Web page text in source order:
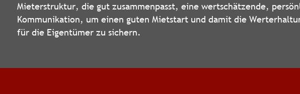
Mieterstruktur, die gut zusammenpasst, eine wertschätzende,
Kommunikation, um einen guten Mietstart und damit die
für die Eigentümer zu sichern.